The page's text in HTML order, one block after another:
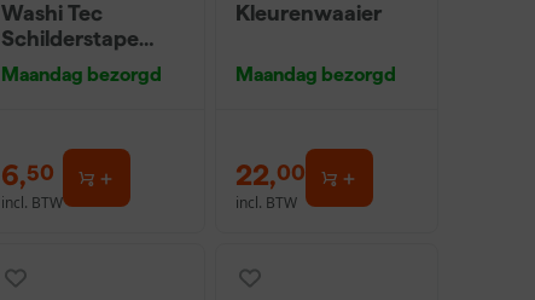
Washi Tec
Schilderstape
Gold - 24mm x
50m
Maandag bezorgd
6,50
incl. BTW
Kleurenwaaier
Maandag bezorgd
22,00
incl. BTW